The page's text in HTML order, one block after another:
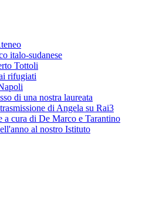
italo-sudanese
Tottoli
rifugiati
di una nostra laureata
di Angela su Rai3
a cura di De Marco e Tarantino
al nostro Istituto